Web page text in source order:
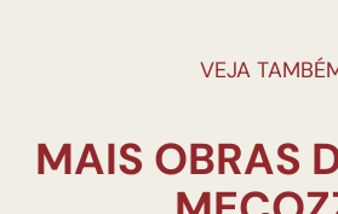
VEJA
MAIS OBRAS